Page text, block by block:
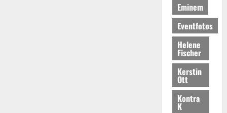
Eminem
Eventfotos
Helene
Fischer
Kerstin
Ott
Kontra
K